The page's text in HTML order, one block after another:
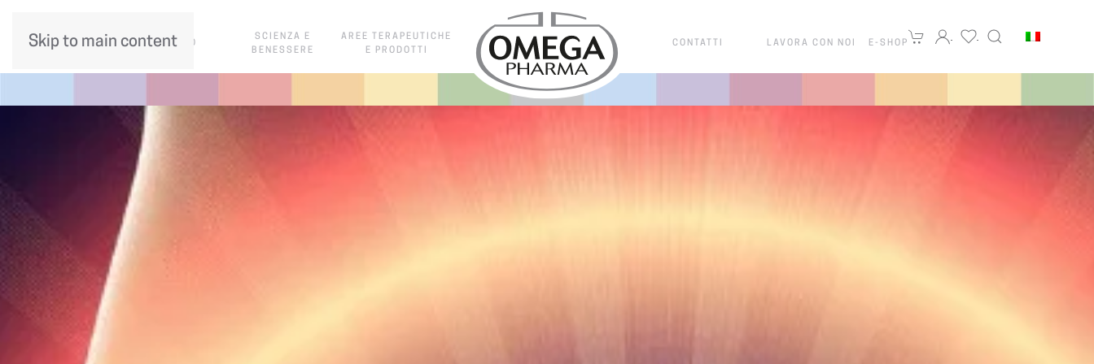
Skip to main content
CHI SIAMO
SCIENZA E
BENESSERE
AREE TERAPEUTICHE
E PRODOTTI
CONTATTI LAVORA CON NOI E-SHOP